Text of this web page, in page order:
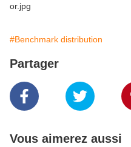
#Benchmark distribution
Partager
Vous aimerez aussi